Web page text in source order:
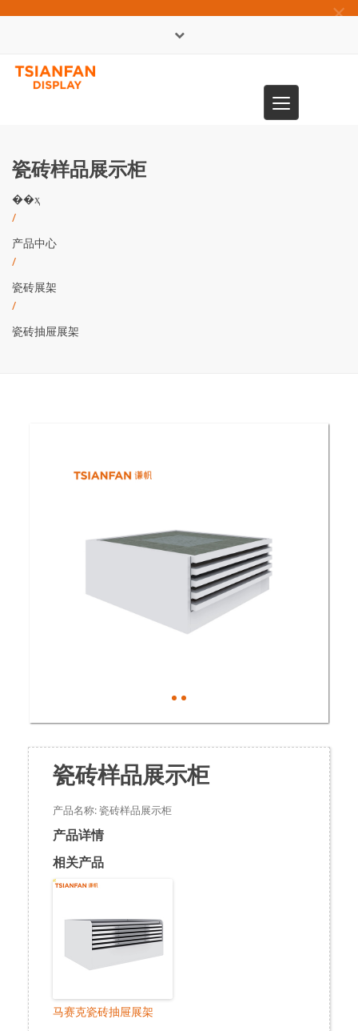
×
Toggle
navigation
瓷砖样品展示柜
��ҳ
/
产品中心
/
瓷砖展架
/
瓷砖抽屉展架
瓷砖样品展示柜
产品名称: 瓷砖样品展示柜
产品详情
相关产品
马赛克瓷砖抽屉展架